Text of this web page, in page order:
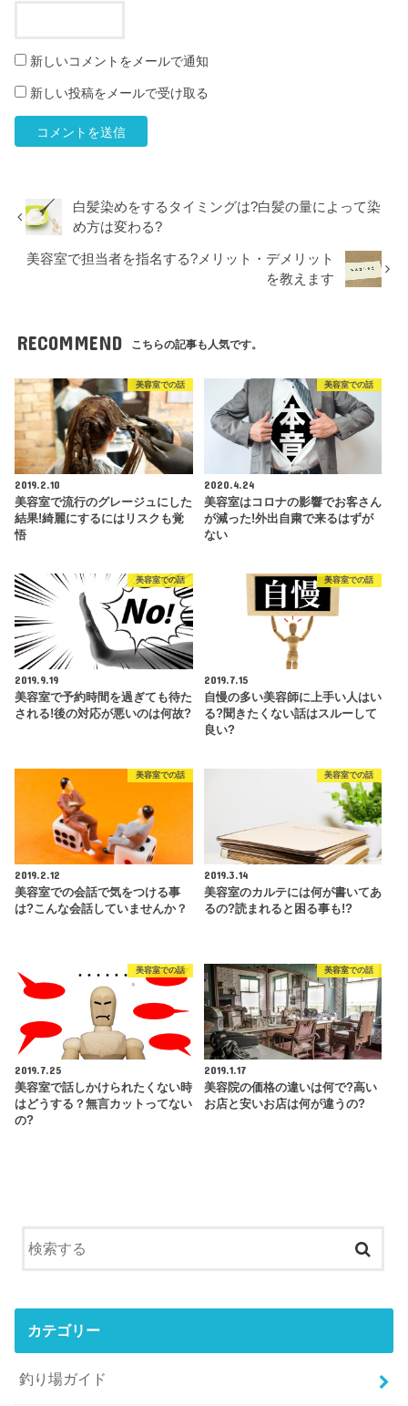
新しいコメントをメールで通知
新しい投稿をメールで受け取る
白髪染めをするタイミングは?白髪の量によって染
め方は変わる?
美容室で担当者を指名する?メリット・デメリット
を教えます
RECOMMEND こちらの記事も人気です。
美容室での話
2019.2.10
美容室で流行のグレージュにした
結果!綺麗にするにはリスクも覚
悟
美容室での話
2020.4.24
美容室はコロナの影響でお客さん
が減った!外出自粛で来るはずが
ない
美容室での話
2019.9.19
美容室で予約時間を過ぎても待た
される!後の対応が悪いのは何故?
美容室での話
2019.7.15
自慢の多い美容師に上手い人はい
る?聞きたくない話はスルーして
良い?
美容室での話
2019.2.12
美容室での会話で気をつける事
は?こんな会話していませんか？
美容室での話
2019.3.14
美容室のカルテには何が書いてあ
るの?読まれると困る事も!?
美容室での話
2019.7.25
美容室で話しかけられたくない時
はどうする？無言カットってない
の?
美容室での話
2019.1.17
美容院の価格の違いは何で?高い
お店と安いお店は何が違うの?
カテゴリー
釣り場ガイド